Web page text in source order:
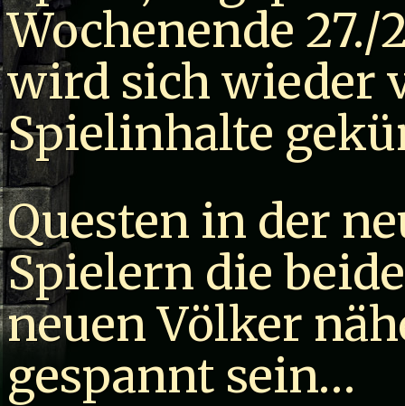
Wochenende
wird sich wieder
Spielinhalte
Questen in der
Spielern die
neuen Völker
gespannt sein…